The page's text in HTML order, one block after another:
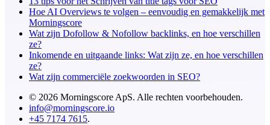
Hoe AI Overviews te volgen – eenvoudig en gemakkelijk met
Morningscore
Wat zijn Dofollow & Nofollow backlinks, en hoe verschillen
ze?
Inkomende en uitgaande links: Wat zijn ze, en hoe verschillen
ze?
Wat zijn commerciële zoekwoorden in SEO?
© 2026 Morningscore ApS. Alle rechten voorbehouden.
info@morningscore.io
+45 7174 7615.